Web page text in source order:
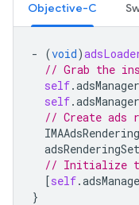
Objective-C
- (void)
// Grab the
self.adsManager
self.adsManager
// Create ads
// Initialize
[self.
}